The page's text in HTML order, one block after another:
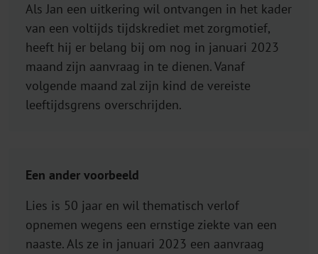
Als Jan een uitkering wil ontvangen in het kader
van een voltijds tijdskrediet met zorgmotief,
heeft hij er belang bij om nog in januari 2023
maand zijn aanvraag in te dienen. Vanaf
volgende maand zal zijn kind de vereiste
leeftijdsgrens overschrijden.
Een ander voorbeeld
Lies is 50 jaar en wil thematisch verlof
opnemen wegens een ernstige ziekte van een
naaste. Als ze in januari 2023 een aanvraag